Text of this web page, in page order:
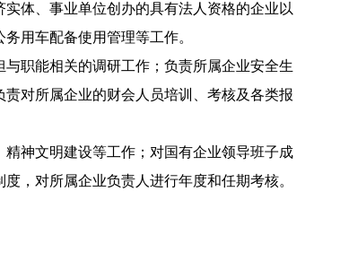
体、事业单位创办的具有法人资格的企业以
用车配备使用管理等工作。
职能相关的调研工作；负责所属企业安全生
对所属企业的财会人员培训、考核及各类报
神文明建设等工作；对国有企业领导班子成
，对所属企业负责人进行年度和任期考核。